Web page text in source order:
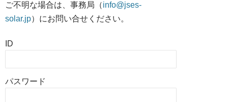
ご不明な場合は、事務局（info@jses-
solar.jp）にお問い合せください。
ID
パスワード